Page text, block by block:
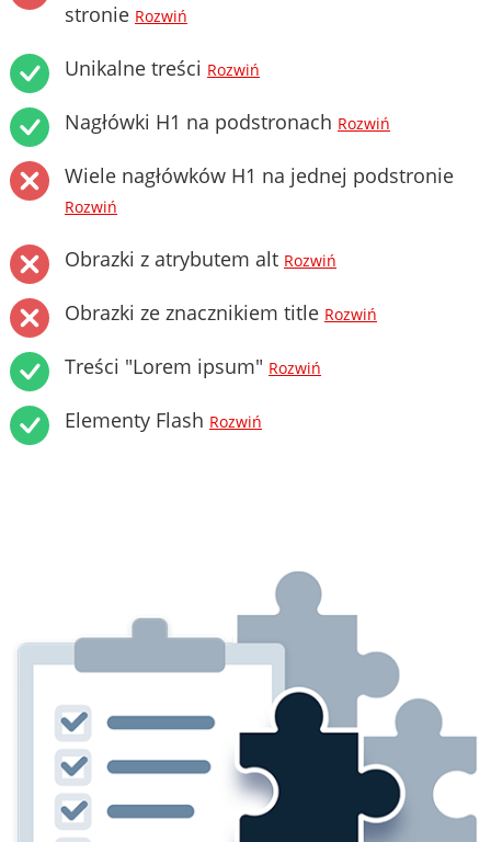
stronie Rozwiń
Unikalne treści Rozwiń
Nagłówki H1 na podstronach Rozwiń
Wiele nagłówków H1 na jednej podstronie
Rozwiń
Obrazki z atrybutem alt Rozwiń
Obrazki ze znacznikiem title Rozwiń
Treści "Lorem ipsum" Rozwiń
Elementy Flash Rozwiń